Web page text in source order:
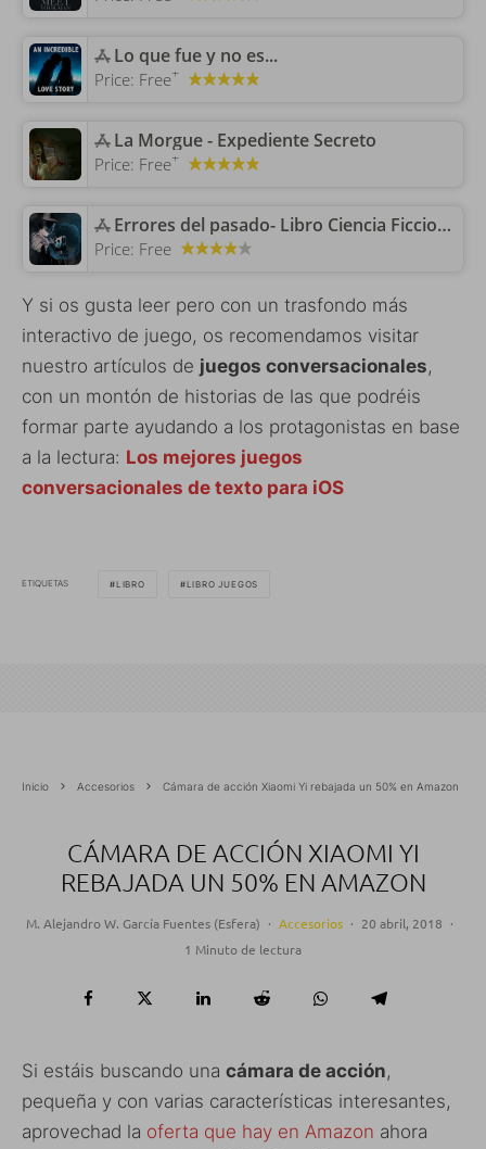
‎Lo que fue y no es...
Price: Free+
‎La Morgue - Expediente Secreto
Price: Free+
‎Errores del pasado- Libro Ciencia Ficcion distopia
Price: Free
Y si os gusta leer pero con un trasfondo más
interactivo de juego, os recomendamos visitar
nuestro artículos de juegos conversacionales,
con un montón de historias de las que podréis
formar parte ayudando a los protagonistas en base
a la lectura: Los mejores juegos
conversacionales de texto para iOS
ETIQUETAS LIBRO LIBRO JUEGOS
Inicio Accesorios Cámara de acción Xiaomi Yi rebajada un 50% en Amazon
CÁMARA DE ACCIÓN XIAOMI YI
REBAJADA UN 50% EN AMAZON
M. Alejandro W. García Fuentes (Esfera) · Accesorios · 20 abril, 2018 ·
1 Minuto de lectura
Si estáis buscando una cámara de acción,
pequeña y con varias características interesantes,
aprovechad la oferta que hay en Amazon ahora